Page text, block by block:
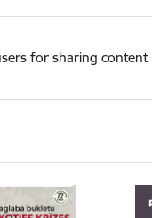
for sharing content